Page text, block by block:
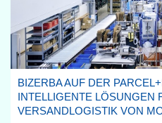
BIZERBA AUF DER
INTELLIGENTE LÖSUNGEN
VERSANDLOGISTIK VON